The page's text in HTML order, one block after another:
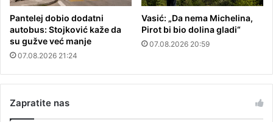
Pantelej dobio dodatni
autobus: Stojković kaže da
su gužve već manje
07.08.2026 21:24
Vasić: „Da nema Michelina,
Pirot bi bio dolina gladi“
07.08.2026 20:59
Zapratite nas